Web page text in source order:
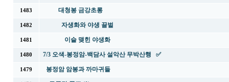
1483 대청봉 금강초롱
1482 자생화와 야생 끌벌
1481 이슬 맺힌 야생화
1480 7/3 오색-봉정암-백담사 설악산 무박산행 ✅
1479 봉정암 암봉과 까마귀들